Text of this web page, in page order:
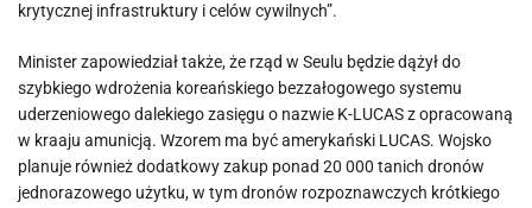
krytycznej infrastruktury i celów cywilnych”.
Minister zapowiedział także, że rząd w Seulu będzie dążył do
szybkiego wdrożenia koreańskiego bezzałogowego systemu
uderzeniowego dalekiego zasięgu o nazwie K-LUCAS z opracowaną
w kraaju amunicją. Wzorem ma być amerykański LUCAS. Wojsko
planuje również dodatkowy zakup ponad 20 000 tanich dronów
jednorazowego użytku, w tym dronów rozpoznawczych krótkiego